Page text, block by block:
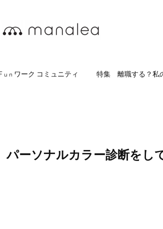
u n ワーク コミュニティ 特集 離職する？私
ーソナルカラー診断をし